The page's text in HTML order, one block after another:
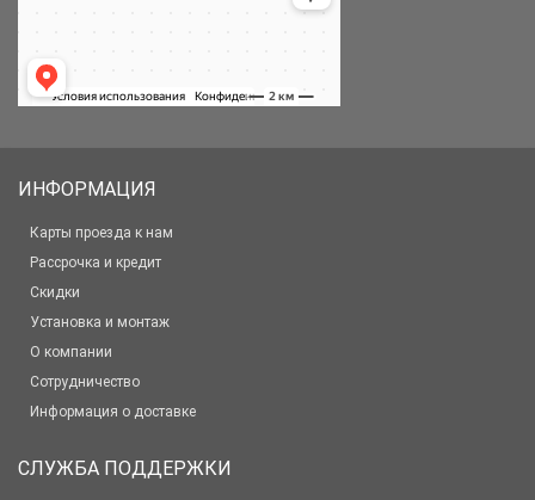
ИНФОРМАЦИЯ
Карты проезда к нам
Рассрочка и кредит
Скидки
Установка и монтаж
О компании
Сотрудничество
Информация о доставке
СЛУЖБА ПОДДЕРЖКИ